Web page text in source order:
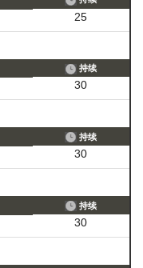
25
持续
30
持续
30
持续
30